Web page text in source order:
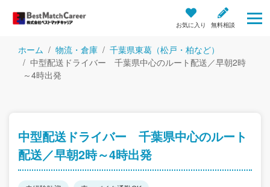
お気に入り 無料相談
ホーム 物流・倉庫
千葉県東葛（松戸・柏など）
中型配送ドライバー 千葉県中心のルート配送／早朝2時
～4時出発
中型配送ドライバー 千葉県中心のルート
配送／早朝2時～4時出発